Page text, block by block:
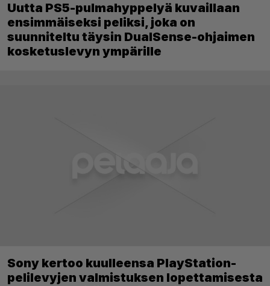
Uutta PS5-pulmahyppelyä kuvaillaan
ensimmäiseksi peliksi, joka on
suunniteltu täysin DualSense-ohjaimen
kosketuslevyn ympärille
Sony kertoo kuulleensa PlayStation-
pelilevyjen valmistuksen lopettamisesta